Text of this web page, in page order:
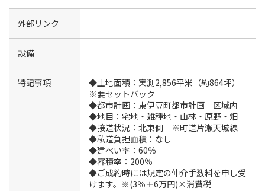
外部リンク
設備
特記事項
◆土地面積：実測2,856平米（約864坪）
※要セットバック
◆都市計画：東伊豆町都市計画 区域内
◆地目：宅地・雑種地・山林・原野・畑
◆接道状況：北東側 ※町道片瀬天城線
◆私道負担面積：なし
◆建ぺい率：60％
◆容積率：200％
◆ご成約時には規定の仲介手数料を申し受
けます。※(3％＋6万円)×消費税